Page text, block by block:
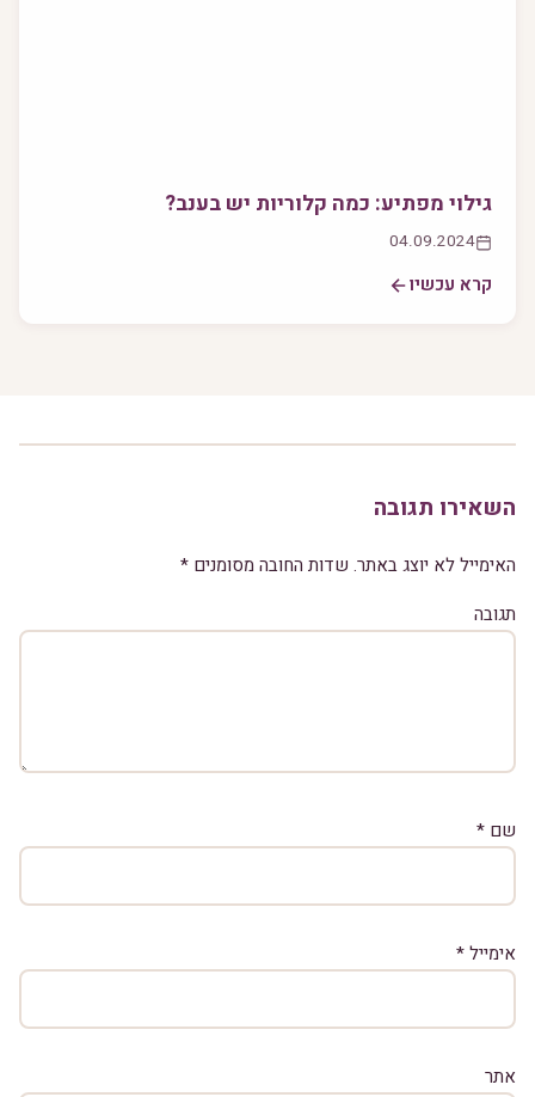
גילוי מפתיע: כמה קלוריות יש בענב?
04.09.2024
קרא עכשיו
השאירו תגובה
האימייל לא יוצג באתר. שדות החובה מסומנים *
תגובה
שם *
אימייל*
אתר